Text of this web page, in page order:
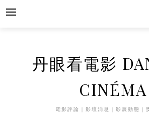
Skip
丹眼看電影
CINÉMA
電影評論｜影壇消息｜影展動態｜